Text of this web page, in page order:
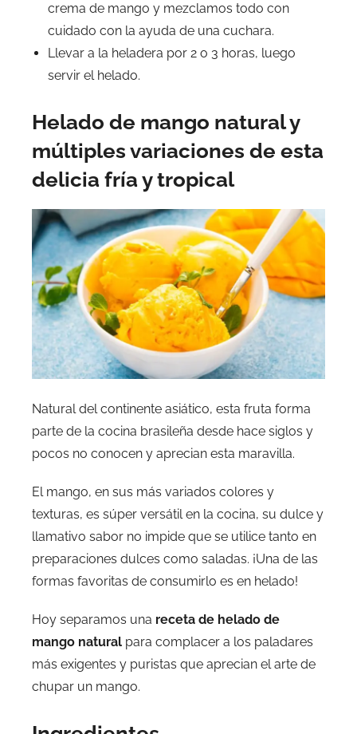
crema de mango y mezclamos todo con
cuidado con la ayuda de una cuchara.
Llevar a la heladera por 2 o 3 horas, luego
servir el helado.
Helado de mango natural y
múltiples variaciones de esta
delicia fría y tropical
Natural del continente asiático, esta fruta forma
parte de la cocina brasileña desde hace siglos y
pocos no conocen y aprecian esta maravilla.
El mango, en sus más variados colores y
texturas, es súper versátil en la cocina, su dulce y
llamativo sabor no impide que se utilice tanto en
preparaciones dulces como saladas. ¡Una de las
formas favoritas de consumirlo es en helado!
Hoy separamos una receta de helado de
mango natural para complacer a los paladares
más exigentes y puristas que aprecian el arte de
chupar un mango.